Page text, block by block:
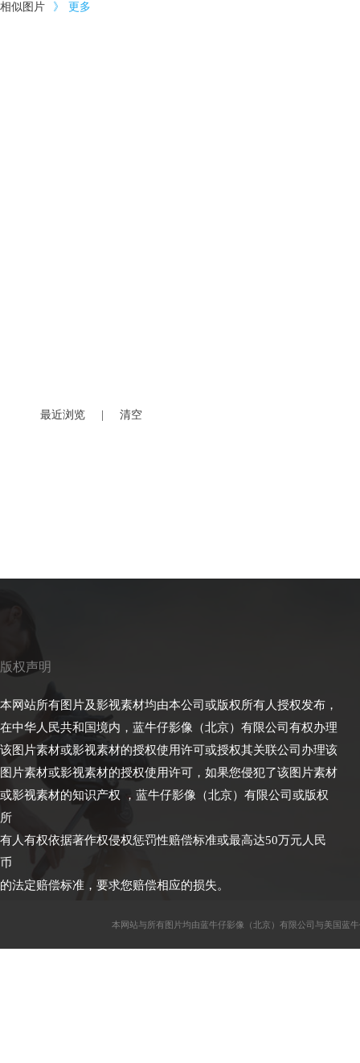
相似图片 》 更多
最近浏览 清空
版权声明
本网站所有图片及影视素材均由本公司或版权所有人授权发布，
在中华人民共和国境内，蓝牛仔影像（北京）有限公司有权办理
该图片素材或影视素材的授权使用许可或授权其关联公司办理该
图片素材或影视素材的授权使用许可，如果您侵犯了该图片素材
或影视素材的知识产权 ，蓝牛仔影像（北京）有限公司或版权
所
有人有权依据著作权侵权惩罚性赔偿标准或最高达50万元人民
币
的法定赔偿标准，要求您赔偿相应的损失。
本网站与所有图片均由蓝牛仔影像（北京）有限公司与美国蓝